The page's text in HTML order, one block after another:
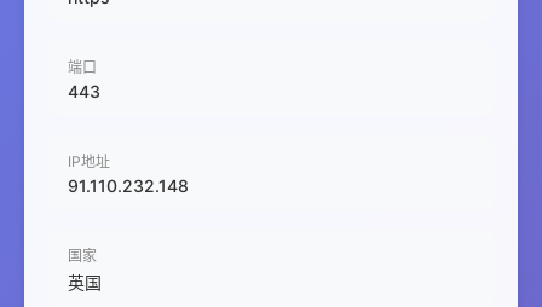
端口
443
IP地址
91.110.232.148
国家
英国